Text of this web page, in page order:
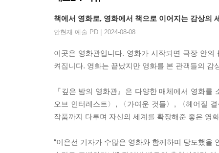
책에서 영화로, 영화에서 책으로 이어지는 감상의
안현재 예술 PD | 2024-08-08
이곳은 영화관입니다. 영화가 시작되면 극장 안
켜집니다. 영화는 끝났지만 영화를 본 관객들의
『깊은 밤의 영화관』은 다양한 매체에서 영화
오브 인터레스트〉, 〈가여운 것들〉, 〈헤어질
작품까지 다루며 자신의 세계를 확장해준 좋은 영
“이은선 기자가 수많은 영화와 함께하며 당도했을